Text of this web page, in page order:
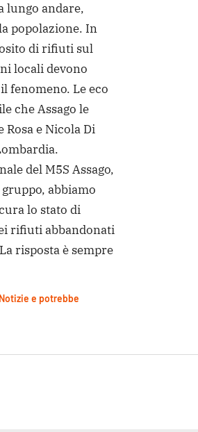
lungo andare,
popolazione. In
di rifiuti sul
locali devono
fenomeno. Le eco
che Assago le
Rosa e Nicola Di
del M5S Assago,
abbiamo
lo stato di
rifiuti abbandonati
risposta è sempre
e potrebbe